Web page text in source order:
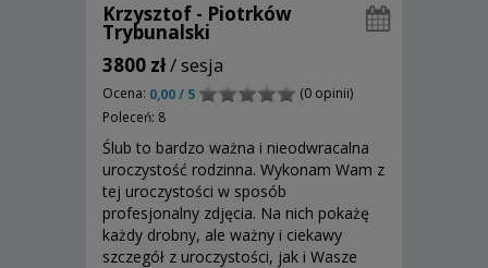
Krzysztof - Piotrków
Trybunalski
3800 zł/ sesja
Ocena: 0,00 / 5
(0 opinii)
Poleceń: 8
Ślub to bardzo ważna i nieodwracalna
uroczystość rodzinna. Wykonam Wam z
tej uroczystości w sposób
profesjonalny zdjęcia. Na nich pokażę
każdy drobny, ale ważny i ciekawy
szczegół z uroczystości, jak i Wasze